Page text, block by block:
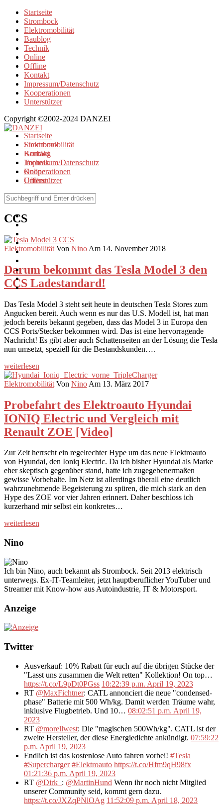
Startseite
Strombock
Elektromobilität
Baublog
Technik
Online
Offline
Kontakt
Impressum/Datenschutz
Kooperationen
Unterstützer
Copyright ©2002-2024 DANZEI
Startseite
Strombock
Kontakt
Impressum/Datenschutz
Kooperationen
Unterstützer
Elektromobilität
Baublog
Technik
Online
Offline
Browse Tag
CCS
Elektromobilität Von Nino Am 14. November 2018
Darum bekommt das Tesla Model 3 den
CCS Ladestandard!
Das Tesla Model 3 steht seit heute in deutschen Tesla Stores zum
Angucken bereit. Auch wenn es nur das U.S. Modell ist, hat man
jedoch bereits bekannt gegeben, dass das Model 3 in Europa den
CCS Ports/Stecker bekommen wird. Das ist eine hervorragende
Nachricht! Es gibt aber auch Schattenseiten an der Lösung die Tesla
nun umsetzt, speziell für die Bestandskunden….
weiterlesen
Elektromobilität Von Nino Am 13. März 2017
Probefahrt des Elektroauto Hyundai
IONIQ Electric und Vergleich mit
Renault ZOE [Video]
Zur Zeit herrscht ein regelrechter Hype um das neue Elektroauto
von Hyundai, den Ioniq Electric. Da ich bisher Hyundai als Marke
eher skeptisch gegenüber stand, hatte ich zugegebenermaßen
gewisse Vorbehalte. Im Netz ist allerdings überall eine deutlich
wahrzunehmende Begeisterung zu spüren, die mich stark an den
Hype des ZOE vor vier Jahren erinnert. Daher beschloss ich
kurzerhand mir selbst ein konkretes…
weiterlesen
Nino
Ich bin Nino, auch bekannt als Strombock. Seit 2013 elektrisch
unterwegs. Ex-IT-Teamleiter, jetzt hauptberuflicher YouTuber und
Streamer mit Know-how aus Autoindustrie, IT & Motorsport.
Anzeige
Twitter
Ausverkauf: 10% Rabatt für euch auf die übrigen Stücke der
"Lasst uns zusammen die Welt retten" Kollektion! On top…
https://t.co/L9pDt0PGss 10:22:39 p.m. April 19, 2023
RT @MaxFichtner: CATL annonciert die neue "condensed-
phase" Batterie mit 500 Wh/kg. Damit werden Träume wahr,
inklusive Flugbetrieb. Und 10… 08:02:51 p.m. April 19,
2023
RT @morellwest: Die "magischen 500Wh/kg". CATL ist der
zweite Hersteller, der diese Energiedichte ankündigt. 07:59:22
p.m. April 19, 2023
Endlich ist das kostenlose Auto fahren vorbei! #Tesla
#Supercharger #Elektroauto https://t.co/Hfm9qH98fx
01:21:36 p.m. April 19, 2023
RT @Dirk_ : @MartinHund Wenn ihr noch nicht Mitglied
unserer Community seid, kommt gern dazu.
https://t.co/JXZqPNlOAg 11:52:09 p.m. April 18, 2023